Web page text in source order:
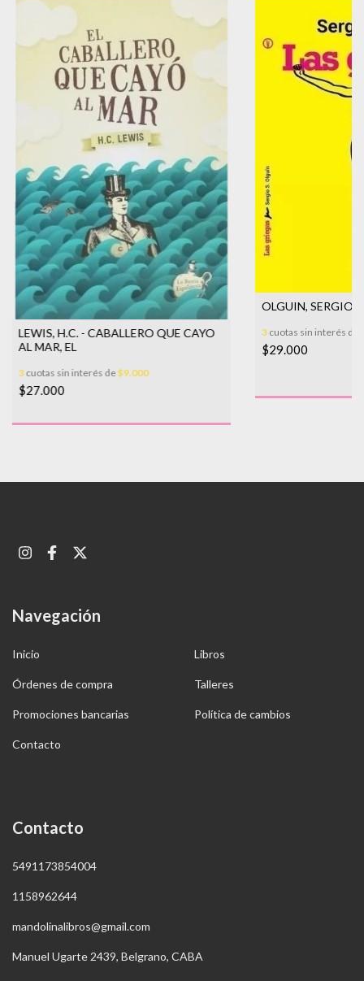
LEWIS, H.C. - CABALLERO QUE CAYO
AL MAR, EL
3cuotas sin interés de$9.000
$27.000
OLGUIN, SERGIO -
3cuotas sin interés de
$29.000
Navegación
Inicio Libros
Órdenes de compra Talleres
Promociones bancarias Política de cambios
Contacto
Contacto
5491173854004
1158962644
mandolinalibros@gmail.com
Manuel Ugarte 2439, Belgrano, CABA